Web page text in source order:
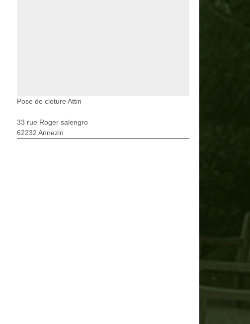
Pose de cloture Attin
33 rue Roger salengro
62232 Annezin